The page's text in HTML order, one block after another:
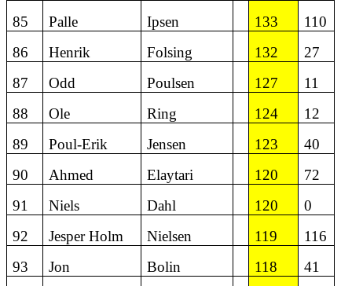
85
Palle Ipsen 133
110
86
Henrik Folsing 132
27
87
Odd Poulsen 127
11
88
Ole Ring 124
12
89
Poul-Erik Jensen 123
40
90
Ahmed Elaytari 120
72
91
Niels Dahl 120
0
92
Jesper Holm Nielsen 119
116
93
Jon Bolin 118
41